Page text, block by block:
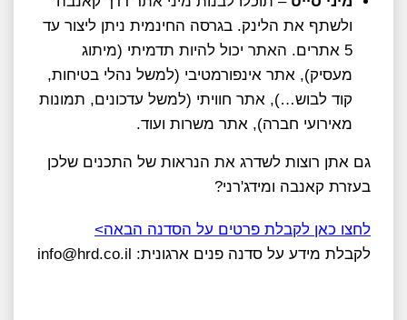
ולשתף את הלינק. בגרסה החינמית ניתן ליצור עד
5 אתרים. האתר יכול להיות תדמיתי (מיתוג
מעסיק), אתר אינפורמטיבי (למשל נהלי בטיחות,
קוד לבוש…), אתר חוויתי (למשל עדכונים, תמונות
מאירועי חברה), אתר משרות ועוד.
גם אתן רוצות לשדרג את הנראות של התכנים שלכן
בעזרת קאנבה ומידג'רני?
לחצו כאן לקבלת פרטים על הסדנה הבאה>
לקבלת מידע על סדנה פנים ארגונית: info@hrd.co.il